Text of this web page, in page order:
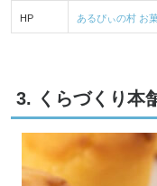
HP あるぴぃの村 お
3. くらづくり本